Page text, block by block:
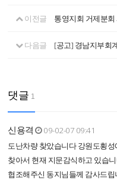
이전글 통영지회 거제분
다음글 [공고] 경남지부회
댓글 1
신용격
09-02-07 09:41
도난차량 찾았습니다 강원도횡
찾아서 현재 지문감식하고 있습
협조해주신 동지님들께 감사드립